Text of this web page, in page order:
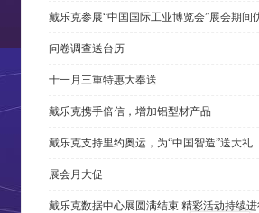
戴乐克参展“中国国际工业博览会”展会期间
问卷调查送台历
十一月三重特惠大奉送
戴乐克携手倍信，增加铝型材产品
戴乐克支持里约奥运，为“中国智造”送大礼
展会月大促
戴乐克数据中心展圆满结束 精彩活动持续